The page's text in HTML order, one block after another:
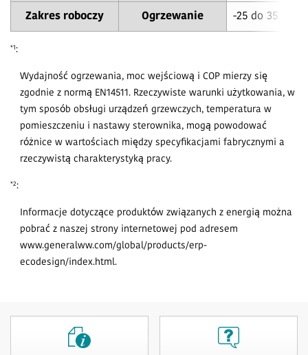
Zakres roboczy Ogrzewanie -25 do 35 °C
*1 :
Wydajność ogrzewania, moc wejściową i COP mierzy się
zgodnie z normą EN14511. Rzeczywiste warunki użytkowania, w
tym sposób obsługi urządzeń grzewczych, temperatura w
pomieszczeniu i nastawy sterownika, mogą powodować
różnice w wartościach między specyfikacjami fabrycznymi a
rzeczywistą charakterystyką pracy.
*2:
Informacje dotyczące produktów związanych z energią można
pobrać z naszej strony internetowej pod adresem
www.generalww.com/global/products/erp-
ecodesign/index.html.